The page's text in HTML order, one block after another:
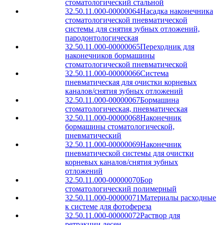
стоматологический стальной
32.50.11.000-00000064Насадка наконечника
стоматологической пневматической
системы для снятия зубных отложений,
пародонтологическая
32.50.11.000-00000065Переходник для
наконечников бормашины
стоматологической пневматической
32.50.11.000-00000066Система
пневматическая для очистки корневых
каналов/снятия зубных отложений
32.50.11.000-00000067Бормашина
стоматологическая, пневматическая
32.50.11.000-00000068Наконечник
бормашины стоматологической,
пневматический
32.50.11.000-00000069Наконечник
пневматической системы для очистки
корневых каналов/снятия зубных
отложений
32.50.11.000-00000070Бор
стоматологический полимерный
32.50.11.000-00000071Материалы расходные
к системе для фотофереза
32.50.11.000-00000072Раствор для